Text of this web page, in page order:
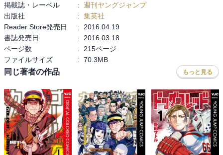
掲載誌・レーベル
: 週刊ヤングジャンプ
出版社
: 集英社
Reader Store発売日
:
2016.04.19
書誌発売日
:
2016.03.18
ページ数
:
215ページ
ファイルサイズ
: 70.3MB
同じ著者の作品 もっと見る